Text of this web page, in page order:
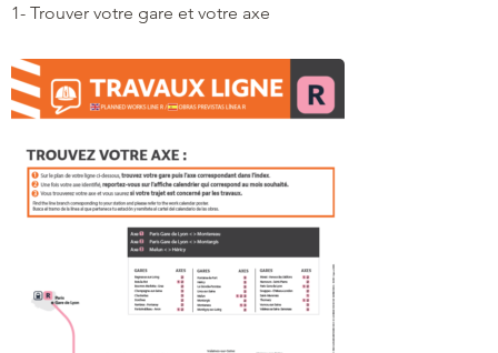
1- Trouver votre gare et votre axe